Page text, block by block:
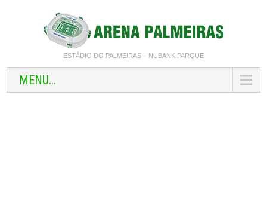
ESTÁDIO DO PALMEIRAS – NUBANK PARQUE
MENU...